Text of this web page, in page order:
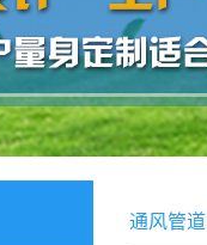
通风管道